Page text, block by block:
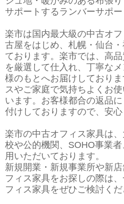
サポートするランバーサポ
楽市は国内最大級の中古オ
古屋をはじめ、札幌・仙台
ております。楽市では、高
を厳選して仕入れ、丁寧な
様のもとへお届けしており
スやご家庭で気持ちよくお
います。お客様都合の返品
付けしておりますので、安
楽市の中古オフィス家具は
校や公的機関、SOHO事業
用いただいております。
新規開業・新規事業所や新
フィス家具をお探しの際は
フィス家具をぜひご検討くだ